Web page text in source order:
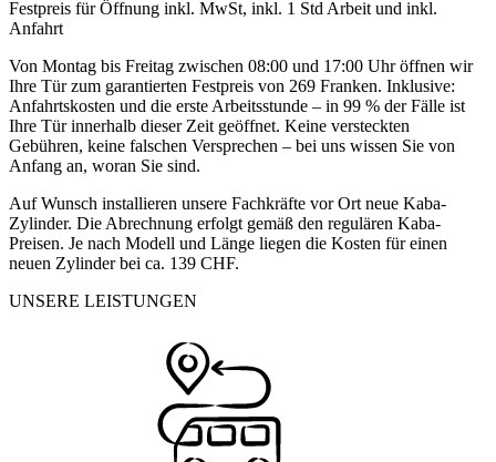
Festpreis für Öffnung inkl. MwSt, inkl. 1 Std Arbeit und inkl.
Anfahrt
Von Montag bis Freitag zwischen 08:00 und 17:00 Uhr öffnen wir
Ihre Tür zum garantierten Festpreis von 269 Franken. Inklusive:
Anfahrtskosten und die erste Arbeitsstunde – in 99 % der Fälle ist
Ihre Tür innerhalb dieser Zeit geöffnet. Keine versteckten
Gebühren, keine falschen Versprechen – bei uns wissen Sie von
Anfang an, woran Sie sind.
Auf Wunsch installieren unsere Fachkräfte vor Ort neue Kaba-
Zylinder. Die Abrechnung erfolgt gemäß den regulären Kaba-
Preisen. Je nach Modell und Länge liegen die Kosten für einen
neuen Zylinder bei ca. 139 CHF.
UNSERE LEISTUNGEN